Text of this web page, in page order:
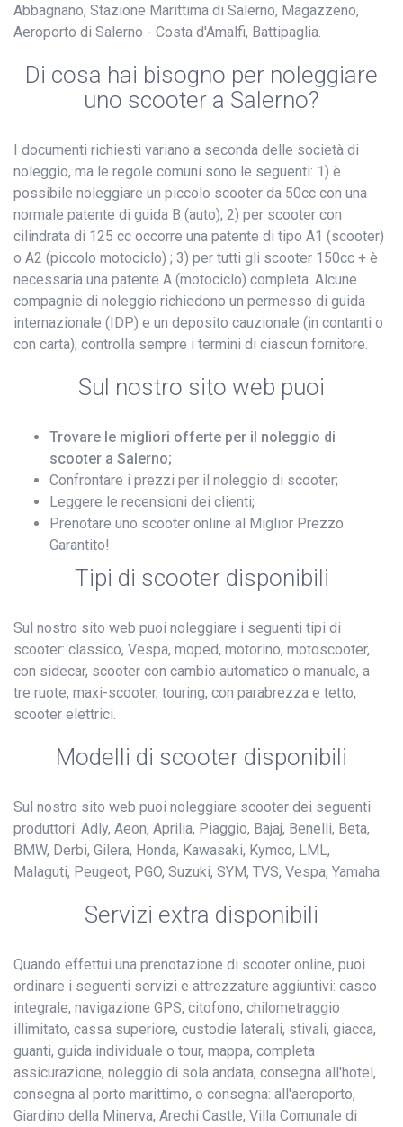
Abbagnano, Stazione Marittima di Salerno, Magazzeno,
Aeroporto di Salerno - Costa d'Amalfi, Battipaglia.
Di cosa hai bisogno per noleggiare
uno scooter a Salerno?
I documenti richiesti variano a seconda delle società di
noleggio, ma le regole comuni sono le seguenti: 1) è
possibile noleggiare un piccolo scooter da 50cc con una
normale patente di guida B (auto); 2) per scooter con
cilindrata di 125 cc occorre una patente di tipo A1 (scooter)
o A2 (piccolo motociclo) ; 3) per tutti gli scooter 150cc + è
necessaria una patente A (motociclo) completa. Alcune
compagnie di noleggio richiedono un permesso di guida
internazionale (IDP) e un deposito cauzionale (in contanti o
con carta); controlla sempre i termini di ciascun fornitore.
Sul nostro sito web puoi
Trovare le migliori offerte per il noleggio di
scooter a Salerno;
Confrontare i prezzi per il noleggio di scooter;
Leggere le recensioni dei clienti;
Prenotare uno scooter online al Miglior Prezzo
Garantito!
Tipi di scooter disponibili
Sul nostro sito web puoi noleggiare i seguenti tipi di
scooter: classico, Vespa, moped, motorino, motoscooter,
con sidecar, scooter con cambio automatico o manuale, a
tre ruote, maxi-scooter, touring, con parabrezza e tetto,
scooter elettrici.
Modelli di scooter disponibili
Sul nostro sito web puoi noleggiare scooter dei seguenti
produttori: Adly, Aeon, Aprilia, Piaggio, Bajaj, Benelli, Beta,
BMW, Derbi, Gilera, Honda, Kawasaki, Kymco, LML,
Malaguti, Peugeot, PGO, Suzuki, SYM, TVS, Vespa, Yamaha.
Servizi extra disponibili
Quando effettui una prenotazione di scooter online, puoi
ordinare i seguenti servizi e attrezzature aggiuntivi: casco
integrale, navigazione GPS, citofono, chilometraggio
illimitato, cassa superiore, custodie laterali, stivali, giacca,
guanti, guida individuale o tour, mappa, completa
assicurazione, noleggio di sola andata, consegna all'hotel,
consegna al porto marittimo, o consegna: all'aeroporto,
Giardino della Minerva, Arechi Castle, Villa Comunale di